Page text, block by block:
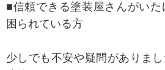
■信頼できる塗装屋さんがいた
困られている方
少しでも不安や疑問がありま